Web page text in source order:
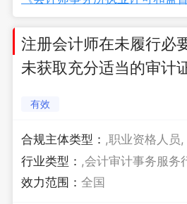
注册会计师在未履行必
未获取充分适当的审计
有效
合规主体类型： ,职业资格人员,
行业类型： ,会计审计事务服务
效力范围： 全国